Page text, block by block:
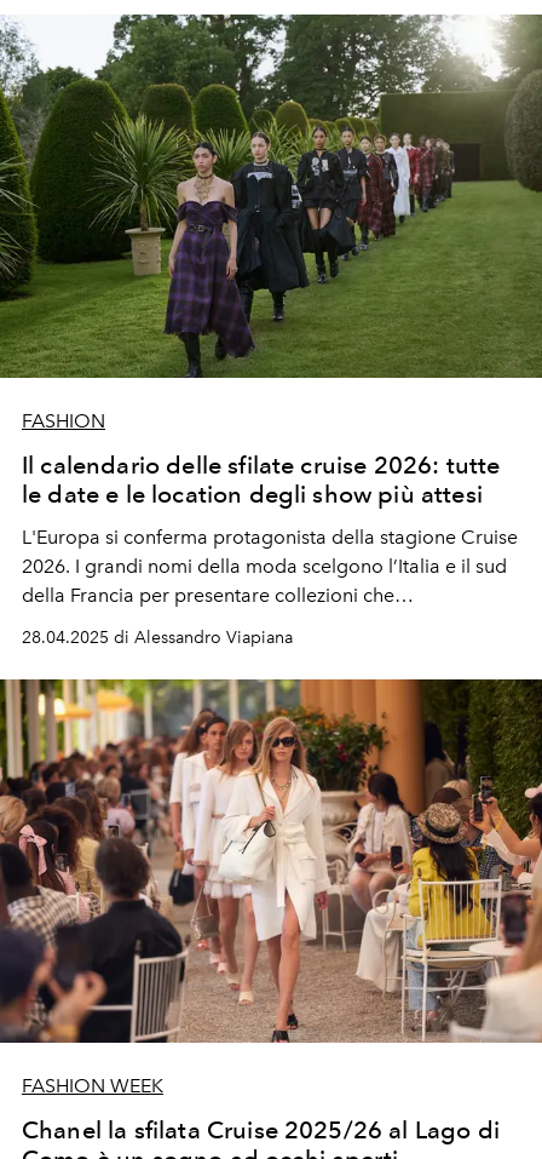
FASHION
Il calendario delle sfilate cruise 2026: tutte
le date e le location degli show più attesi
L'Europa si conferma protagonista della stagione Cruise
2026. I grandi nomi della moda scelgono l’Italia e il sud
della Francia per presentare collezioni che
reinterpretano il viaggio contemporaneo.
28.04.2025 di Alessandro Viapiana
FASHION WEEK
Chanel la sfilata Cruise 2025/26 al Lago di